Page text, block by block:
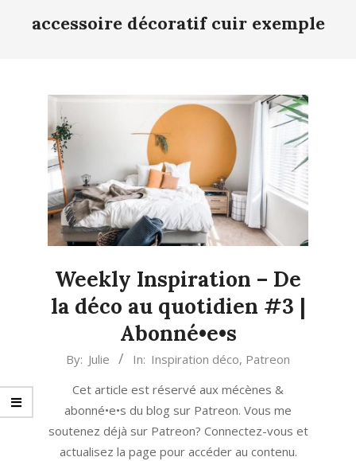
DÉCORATION
LIVING
Navigationaccessoire décoratif cuir exemple
Weekly Inspiration – De
la déco au quotidien #3 |
Abonné•e•s
2021-
By: Julie In: Inspiration déco, Patreon
Cet article est réservé aux mécènes &
abonné•e•s du blog sur Patreon. Vous me
soutenez déjà sur Patreon? Connectez-vous et
actualisez la page pour accéder au contenu.